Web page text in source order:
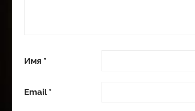
Имя *
Email *